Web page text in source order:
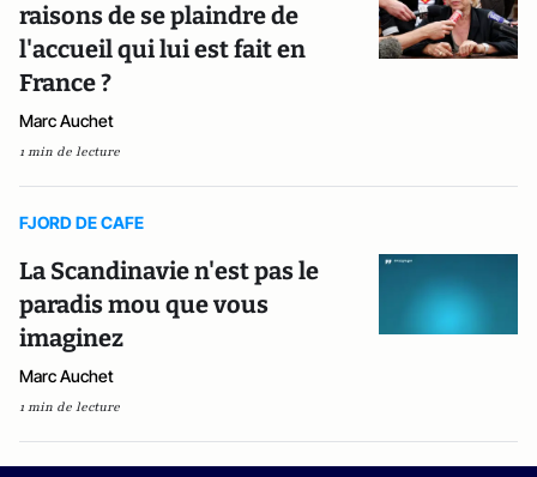
raisons de se plaindre de
l'accueil qui lui est fait en
France ?
Marc Auchet
1 min de lecture
FJORD DE CAFE
La Scandinavie n'est pas le
paradis mou que vous
imaginez
Marc Auchet
1 min de lecture